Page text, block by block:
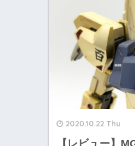
2020.10.22 Thu